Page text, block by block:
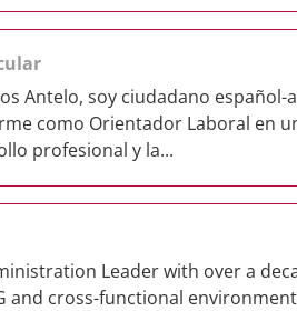
Antelo, soy ciudadano
como Orientador Laboral en
profesional y la...
Leader with over a
and cross-functional